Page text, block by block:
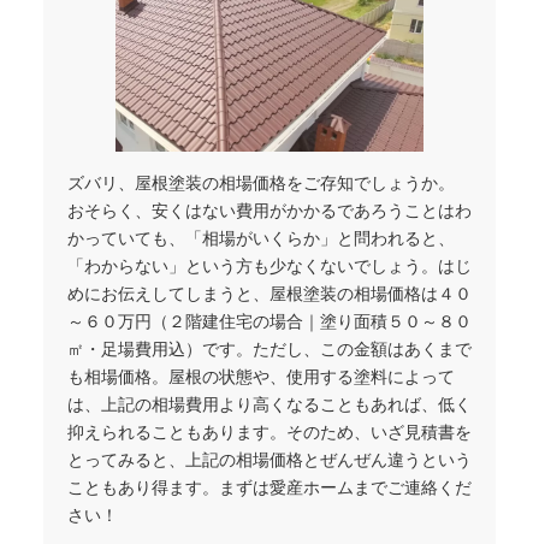
ズバリ、屋根塗装の相場価格をご存知でしょうか。
おそらく、安くはない費用がかかるであろうことはわ
かっていても、「相場がいくらか」と問われると、
「わからない」という方も少なくないでしょう。はじ
めにお伝えしてしまうと、屋根塗装の相場価格は４０
～６０万円（２階建住宅の場合｜塗り面積５０～８０
㎡・足場費用込）です。ただし、この金額はあくまで
も相場価格。屋根の状態や、使用する塗料によって
は、上記の相場費用より高くなることもあれば、低く
抑えられることもあります。そのため、いざ見積書を
とってみると、上記の相場価格とぜんぜん違うという
こともあり得ます。まずは愛産ホームまでご連絡くだ
さい！